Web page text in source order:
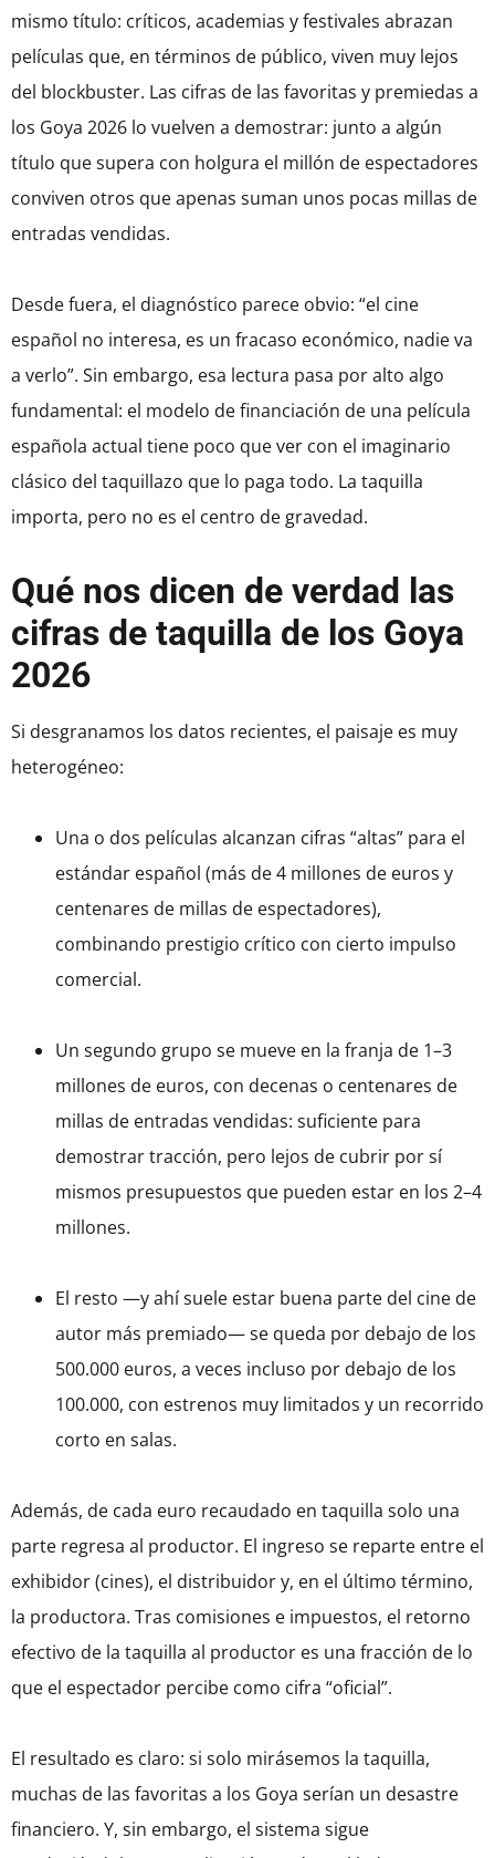
mismo título: críticos, academias y festivales abrazan
películas que, en términos de público, viven muy lejos
del blockbuster. Las cifras de las favoritas y premiedas a
los Goya 2026 lo vuelven a demostrar: junto a algún
título que supera con holgura el millón de espectadores
conviven otros que apenas suman unos pocas millas de
entradas vendidas.
Desde fuera, el diagnóstico parece obvio: “el cine
español no interesa, es un fracaso económico, nadie va
a verlo”. Sin embargo, esa lectura pasa por alto algo
fundamental: el modelo de financiación de una película
española actual tiene poco que ver con el imaginario
clásico del taquillazo que lo paga todo. La taquilla
importa, pero no es el centro de gravedad.
Qué nos dicen de verdad las
cifras de taquilla de los Goya
2026
Si desgranamos los datos recientes, el paisaje es muy
heterogéneo:
Una o dos películas alcanzan cifras “altas” para el
estándar español (más de 4 millones de euros y
centenares de millas de espectadores),
combinando prestigio crítico con cierto impulso
comercial.
Un segundo grupo se mueve en la franja de 1–3
millones de euros, con decenas o centenares de
millas de entradas vendidas: suficiente para
demostrar tracción, pero lejos de cubrir por sí
mismos presupuestos que pueden estar en los 2–4
millones.
El resto —y ahí suele estar buena parte del cine de
autor más premiado— se queda por debajo de los
500.000 euros, a veces incluso por debajo de los
100.000, con estrenos muy limitados y un recorrido
corto en salas.
Además, de cada euro recaudado en taquilla solo una
parte regresa al productor. El ingreso se reparte entre el
exhibidor (cines), el distribuidor y, en el último término,
la productora. Tras comisiones e impuestos, el retorno
efectivo de la taquilla al productor es una fracción de lo
que el espectador percibe como cifra “oficial”.
El resultado es claro: si solo mirásemos la taquilla,
muchas de las favoritas a los Goya serían un desastre
financiero. Y, sin embargo, el sistema sigue